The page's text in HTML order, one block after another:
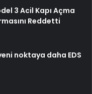
3 Acil Kapı Açma
Reddetti
noktaya daha EDS